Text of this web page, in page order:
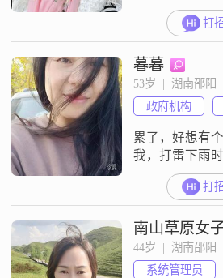
考，相遇是缘
旅游，研究菜
所欲言 4.都成一家人了不要分彼此
的好，你的家
望跟我一样对
要计较方能走
打
暮暮
53岁  |  湖南邵阳
政府机构
累了，好想有
我，打雷下雨
打
南山草原女
44岁  |  湖南邵阳
系统管理员